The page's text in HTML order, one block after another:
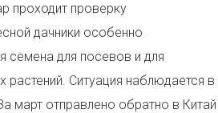
проходит проверку
дачники особенно
семена для посевов и для
Ситуация наблюдается в
март отправлено обратно в Китай